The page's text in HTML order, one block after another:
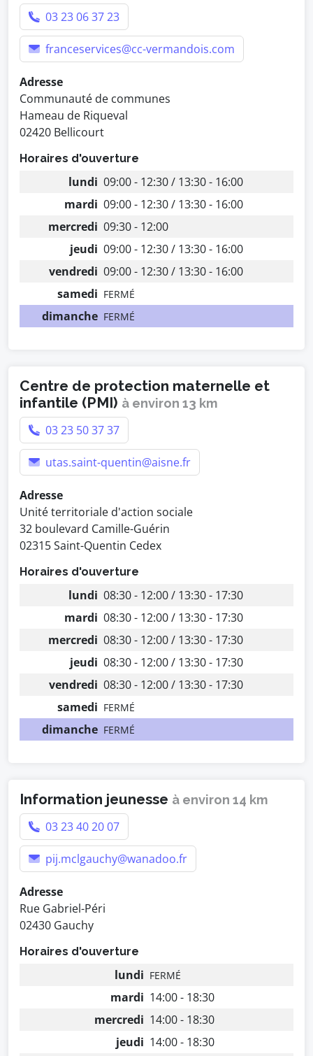
03 23 06 37 23
franceservices@cc-vermandois.com
Adresse
Communauté de communes
Hameau de Riqueval
02420 Bellicourt
Horaires d'ouverture
lundi 09:00 - 12:30 / 13:30 - 16:00
mardi 09:00 - 12:30 / 13:30 - 16:00
mercredi 09:30 - 12:00
jeudi 09:00 - 12:30 / 13:30 - 16:00
vendredi 09:00 - 12:30 / 13:30 - 16:00
samedi FERMÉ
dimanche FERMÉ
Centre de protection maternelle et
infantile (PMI) à environ 13 km
03 23 50 37 37
utas.saint-quentin@aisne.fr
Adresse
Unité territoriale d'action sociale
32 boulevard Camille-Guérin
02315 Saint-Quentin Cedex
Horaires d'ouverture
lundi 08:30 - 12:00 / 13:30 - 17:30
mardi 08:30 - 12:00 / 13:30 - 17:30
mercredi 08:30 - 12:00 / 13:30 - 17:30
jeudi 08:30 - 12:00 / 13:30 - 17:30
vendredi 08:30 - 12:00 / 13:30 - 17:30
samedi FERMÉ
dimanche FERMÉ
Information jeunesse à environ 14 km
03 23 40 20 07
pij.mclgauchy@wanadoo.fr
Adresse
Rue Gabriel-Péri
02430 Gauchy
Horaires d'ouverture
lundi FERMÉ
mardi 14:00 - 18:30
mercredi 14:00 - 18:30
jeudi 14:00 - 18:30